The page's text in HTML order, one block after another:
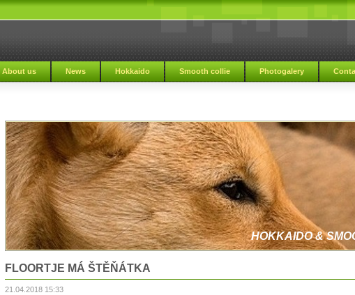
About us News Hokkaido Smooth collie Photogalery
HOKKAIDO &
FLOORTJE MÁ ŠTĚŇÁTKA
21.04.2018 15:33